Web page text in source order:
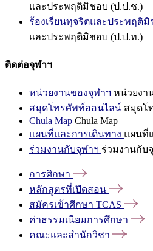
และประพฤติมิชอบ (ป.ป.ช.)
ร้องเรียนทุจริตและประพฤติ
และประพฤติมิชอบ (ป.ป.ท.)
ติดต่อจุฬาฯ
หน่วยงานของจุฬาฯ หน่วยงา
สมุดโทรศัพท์ออนไลน์ สมุดโ
Chula Map Chula Map
แผนที่และการเดินทาง แผนที่
ร่วมงานกับจุฬาฯ ร่วมงานกับ
การศึกษา
หลักสูตรที่เปิดสอน
สมัครเข้าศึกษา TCAS
ค่าธรรมเนียมการศึกษา
คณะและสำนักวิชา